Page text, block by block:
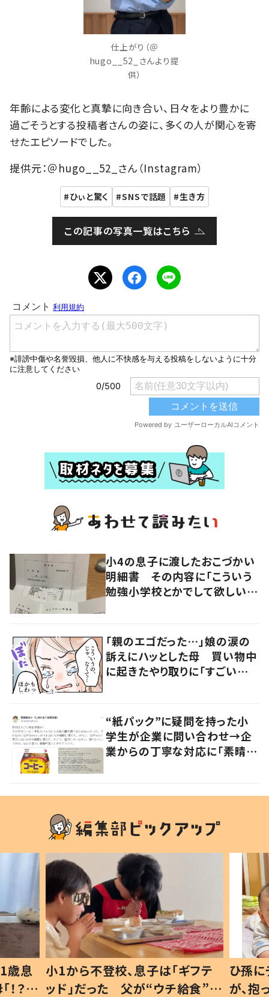
仕上がり（＠
hugo__52_さんより提
供）
年齢による変化と真摯に向き合い、日々をより豊かに
過ごそうとする投稿者さんの姿に、多くの人が関心を寄
せたエピソードでした。
提供元：＠hugo__52_さん（Instagram）
ひぃと驚く SNSで話題 生き方
この記事の写真一覧はこちら
小4の息子に渡したおこづかい
明細書 その内容に「こういう
勉強小学校とかでして欲しい」
「親のエゴだった…」娘の涙の
訴えにハッとした母 買い物中
に起きたやり取りに「すごい分
“紙パック”に疑問を持った小
学生が企業に問い合わせ→企
業からの丁寧な対応に「素晴ら
歳息
？」
小1から不登校、息子は「ギフテ
ッド」だった 父が“ウチ給食”を
ひ孫
が、